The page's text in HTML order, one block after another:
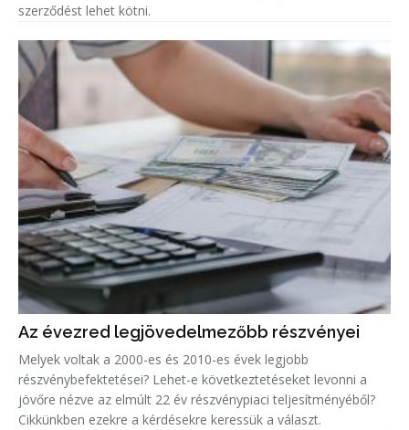
szerződést lehet kötni.
Az évezred legjövedelmezőbb részvényei
Melyek voltak a 2000-es és 2010-es évek legjobb
részvénybefektetései? Lehet-e következtetéseket levonni a
jövőre nézve az elmúlt 22 év részvénypiaci teljesítményéből?
Cikkünkben ezekre a kérdésekre keressük a választ.